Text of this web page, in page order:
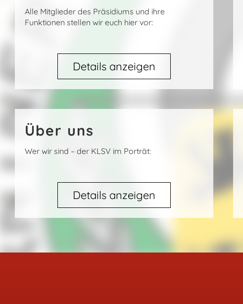
Alle Mitglieder des Präsidiums und ihre
Funktionen stellen wir euch hier vor:
Details anzeigen
Über uns
Wer wir sind – der KLSV im Porträt:
Details anzeigen